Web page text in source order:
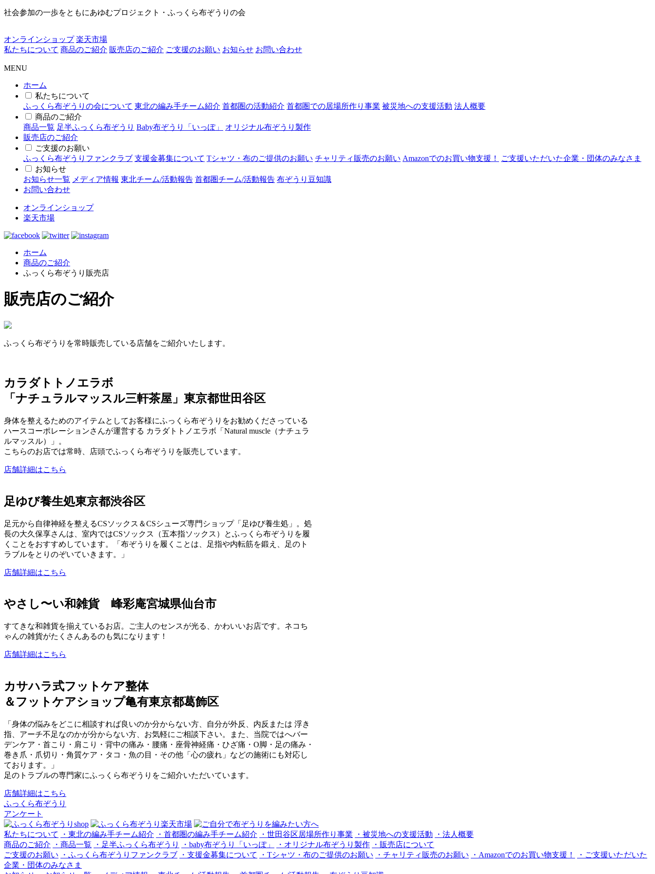
社会参加の一歩をともにあゆむプロジェクト・ふっくら布ぞうりの会
オンラインショップ 楽天市場
私たちについて 商品のご紹介 販売店のご紹介 ご支援のお願い お知らせ お問い合わせ
MENU
ホーム
私たちについて
ふっくら布ぞうりの会について 東北の編み手チーム紹介 首都圏の活動紹介 首都圏での居場所作り事業 被災地への支援活動 法人概要
商品のご紹介
商品一覧 足半ふっくら布ぞうり Baby布ぞうり「いっぽ」
オリジナル布ぞうり製作
販売店のご紹介
ご支援のお願い
ふっくら布ぞうりファンクラブ 支援金募集について Tシャツ・布のご提供のお願い チャリティ販売のお願い Amazonでのお買い物支援！
ご支援いただいた企業・団体のみなさま
お知らせ
お知らせ一覧 メディア情報 東北チーム/活動報告 首都圏チーム/活動報告 布ぞうり豆知識
お問い合わせ
オンラインショップ
楽天市場
ホーム
商品のご紹介
ふっくら布ぞうり販売店
販売店のご紹介
ふっくら布ぞうりを常時販売している店舗をご紹介いたします。
カラダトトノエラボ
「ナチュラルマッスル三軒茶屋」東京都世田谷区
身体を整えるためのアイテムとしてお客様にふっくら布ぞうりをお勧めくださっている
ハースコーポレーションさんが運営する カラダトトノエラボ「Natural muscle（ナチュラ
ルマッスル）」。
こちらのお店では常時、店頭でふっくら布ぞうりを販売しています。
店舗詳細はこちら
足ゆび養生処東京都渋谷区
足元から自律神経を整えるCSソックス＆CSシューズ専門ショップ「足ゆび養生処」。処
長の大久保享さんは、室内ではCSソックス（五本指ソックス）とふっくら布ぞうりを履
くことをおすすめしています。「布ぞうりを履くことは、足指や内転筋を鍛え、足のト
ラブルをとりのぞいていきます。」
店舗詳細はこちら
やさし〜い和雑貨 峰彩庵宮城県仙台市
すてきな和雑貨を揃えているお店。ご主人のセンスが光る、かわいいお店です。ネコち
ゃんの雑貨がたくさんあるのも気になります！
店舗詳細はこちら
カサハラ式フットケア整体
＆フットケアショップ亀有東京都葛飾区
「身体の悩みをどこに相談すれば良いのか分からない方、自分が外反、内反または 浮き
指、アーチ不足なのかが分からない方、お気軽にご相談下さい。また、当院ではへバー
デンケア・首こり・肩こり・背中の痛み・腰痛・座骨神経痛・ひざ痛・O脚・足の痛み・
巻き爪・爪切り・角質ケア・タコ・魚の目・その他「心の疲れ」などの施術にも対応し
ております。」
足のトラブルの専門家にふっくら布ぞうりをご紹介いただいています。
店舗詳細はこちら
ふっくら布ぞうり
アンケート
私たちについて ・東北の編み手チーム紹介 ・首都圏の編み手チーム紹介 ・世田谷区居場所作り事業 ・被災地への支援活動
・法人概要
商品のご紹介
・商品一覧 ・足半ふっくら布ぞうり ・baby布ぞうり「いっぽ」 ・オリジナル布ぞうり製作
・販売店について
ご支援のお願い
・ふっくら布ぞうりファンクラブ ・支援金募集について ・Tシャツ・布のご提供のお願い ・チャリティ販売のお願い ・Amazonでのお買い物支援！
・ご支援いただいた
企業・団体のみなさま